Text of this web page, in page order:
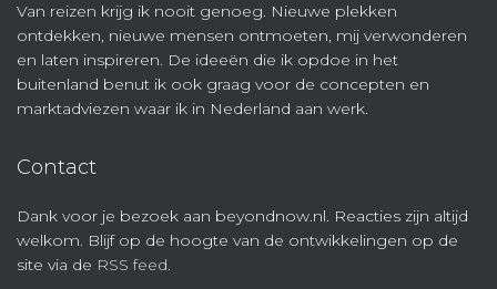
Van reizen krijg ik nooit genoeg. Nieuwe plekken
ontdekken, nieuwe mensen ontmoeten, mij verwonderen
en laten inspireren. De ideeën die ik opdoe in het
buitenland benut ik ook graag voor de concepten en
marktadviezen waar ik in Nederland aan werk.
Contact
Dank voor je bezoek aan beyondnow.nl. Reacties zijn altijd
welkom. Blijf op de hoogte van de ontwikkelingen op de
site via de RSS feed.